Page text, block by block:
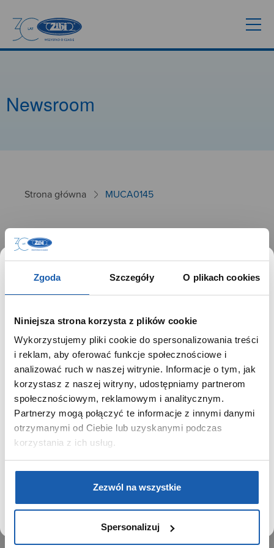
Zgoda Szczegóły O plikach cookies
Niniejsza strona korzysta z plików cookie
Wykorzystujemy pliki cookie do spersonalizowania treści
i reklam, aby oferować funkcje społecznościowe i
analizować ruch w naszej witrynie. Informacje o tym, jak
korzystasz z naszej witryny, udostępniamy partnerom
społecznościowym, reklamowym i analitycznym.
Partnerzy mogą połączyć te informacje z innymi danymi
otrzymanymi od Ciebie lub uzyskanymi podczas
korzystania z ich usług.
Zezwól na wszystkie
Spersonalizuj
Newsroom
Strona główna MUCA0145
MUCA0145
26.01.2025
GRUPA ZIBI
Historia
Misja, wizja i wartości Grupy Zibi
Ważne daty
Kariera
Zgoda na ciasteczka
PRODUKTY
Kalkulatory
SIECI SPRZEDAŻY
SZANOWNY UŻYTKOWNIKU,
SZANOWNA UŻYTKOWNICZKO
Używamy plików cookie w celach analitycznych,
statystycznych i marketingowych, w tym aby analizować
ruch w tej witrynie, optymalizować jej działanie oraz
zapamiętywać Twoje preferencje.